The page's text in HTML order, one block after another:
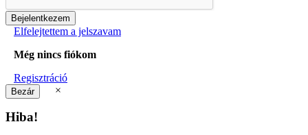
Elfelejtettem a jelszavam
Még nincs fiókom
Regisztráció
×
Hiba!